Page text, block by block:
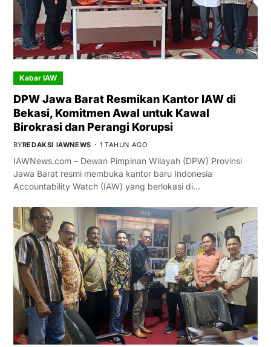
Kabar IAW
DPW Jawa Barat Resmikan Kantor IAW di
Bekasi, Komitmen Awal untuk Kawal
Birokrasi dan Perangi Korupsi
BYREDAKSI IAWNEWS 1 TAHUN AGO
IAWNews.com – Dewan Pimpinan Wilayah (DPW) Provinsi
Jawa Barat resmi membuka kantor baru Indonesia
Accountability Watch (IAW) yang berlokasi di…